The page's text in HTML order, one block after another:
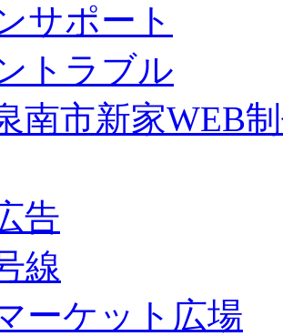
サポート
トラブル
南市新家WEB
告
線
ーケット広場